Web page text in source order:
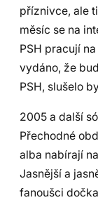
příznivce, ale
měsíc se na
PSH pracují
vydáno, že
PSH, slušelo
2005 a další
Přechodné
alba nabírají
Jasnější a
fanoušci